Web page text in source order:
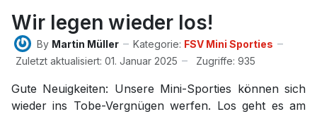
Wir legen wieder los!
By Martin Müller Kategorie: FSV Mini Sporties
Zuletzt aktualisiert: 01. Januar 2025
Zugriffe: 935
Gute Neuigkeiten: Unsere Mini-Sporties können sich
wieder ins Tobe-Vergnügen werfen. Los geht es am